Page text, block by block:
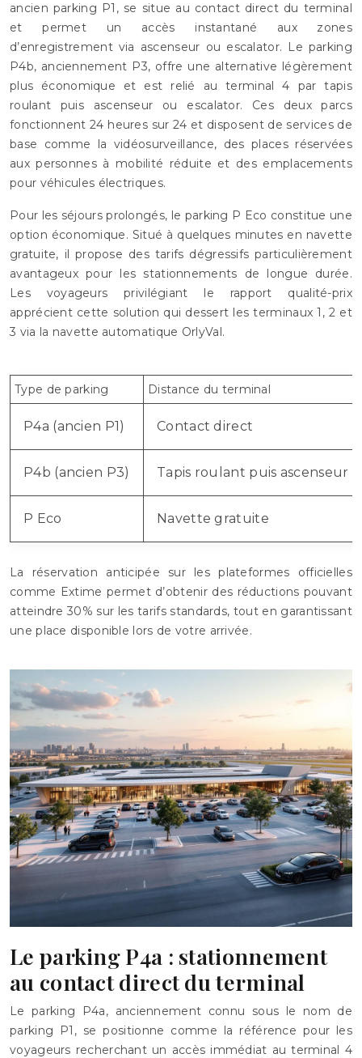
ancien parking P1, se situe au contact direct du terminal
et permet un accès instantané aux zones
d’enregistrement via ascenseur ou escalator. Le parking
P4b, anciennement P3, offre une alternative légèrement
plus économique et est relié au terminal 4 par tapis
roulant puis ascenseur ou escalator. Ces deux parcs
fonctionnent 24 heures sur 24 et disposent de services de
base comme la vidéosurveillance, des places réservées
aux personnes à mobilité réduite et des emplacements
pour véhicules électriques.
Pour les séjours prolongés, le parking P Eco constitue une
option économique. Situé à quelques minutes en navette
gratuite, il propose des tarifs dégressifs particulièrement
avantageux pour les stationnements de longue durée.
Les voyageurs privilégiant le rapport qualité-prix
apprécient cette solution qui dessert les terminaux 1, 2 et
3 via la navette automatique OrlyVal.
Type de parking Distance du terminal
P4a (ancien P1) Contact direct
P4b (ancien P3) Tapis roulant puis ascenseur
P Eco Navette gratuite
La réservation anticipée sur les plateformes officielles
comme Extime permet d’obtenir des réductions pouvant
atteindre 30% sur les tarifs standards, tout en garantissant
une place disponible lors de votre arrivée.
Le parking P4a : stationnement
au contact direct du terminal
Le parking P4a, anciennement connu sous le nom de
parking P1, se positionne comme la référence pour les
voyageurs recherchant un accès immédiat au terminal 4